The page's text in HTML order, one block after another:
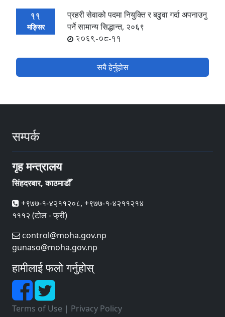
11
मङ्सिर
प्रहरी सेवाको पदमा नियुक्ति र बढुवा गर्दा अपनाउनु
पर्ने सामान्य सिद्धान्त, २०६९
2069-08-11
सबै हेर्नुहोस
सम्पर्क
गृह मन्त्रालय
सिंहदरबार, काठमाडौँ
+९७७-१-४२११२०८, +९७७-१-४२११२१४
१११२ (टोल - फ्री)
control@moha.gov.np
gunaso@moha.gov.np
हामीलाई फलो गर्नुहोस्
Terms of Use | Privacy Policy